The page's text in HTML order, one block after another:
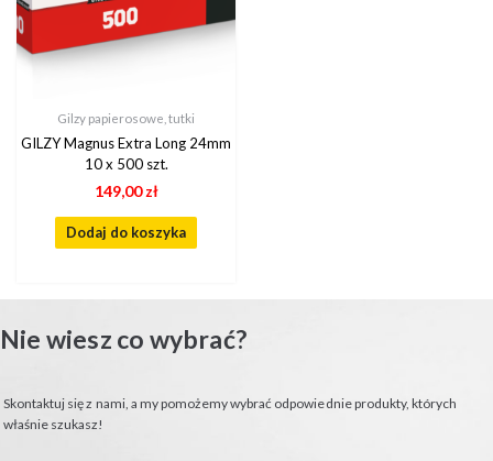
Gilzy papierosowe, tutki
GILZY Magnus Extra Long 24mm
10 x 500 szt.
149,00zł
Dodaj do koszyka
Nie wiesz co wybrać?
Skontaktuj się z nami, a my pomożemy wybrać odpowiednie produkty, których
właśnie szukasz!